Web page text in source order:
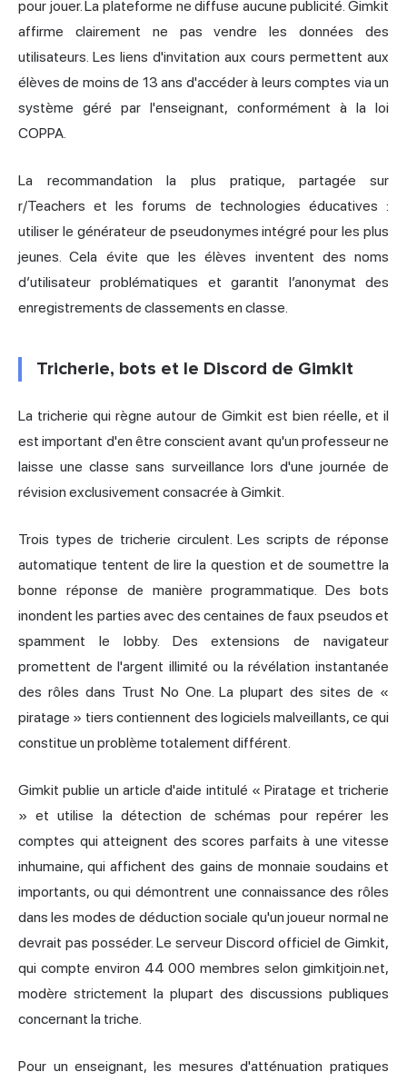
pour jouer. La plateforme ne diffuse aucune publicité. Gimkit
affirme clairement ne pas vendre les données des
utilisateurs. Les liens d'invitation aux cours permettent aux
élèves de moins de 13 ans d'accéder à leurs comptes via un
système géré par l'enseignant, conformément à la loi
COPPA.
La recommandation la plus pratique, partagée sur
r/Teachers et les forums de technologies éducatives :
utiliser le générateur de pseudonymes intégré pour les plus
jeunes. Cela évite que les élèves inventent des noms
d’utilisateur problématiques et garantit l’anonymat des
enregistrements de classements en classe.
Tricherie, bots et le Discord de Gimkit
La tricherie qui règne autour de Gimkit est bien réelle, et il
est important d'en être conscient avant qu'un professeur ne
laisse une classe sans surveillance lors d'une journée de
révision exclusivement consacrée à Gimkit.
Trois types de tricherie circulent. Les scripts de réponse
automatique tentent de lire la question et de soumettre la
bonne réponse de manière programmatique. Des bots
inondent les parties avec des centaines de faux pseudos et
spamment le lobby. Des extensions de navigateur
promettent de l'argent illimité ou la révélation instantanée
des rôles dans Trust No One. La plupart des sites de «
piratage » tiers contiennent des logiciels malveillants, ce qui
constitue un problème totalement différent.
Gimkit publie un article d'aide intitulé « Piratage et tricherie
» et utilise la détection de schémas pour repérer les
comptes qui atteignent des scores parfaits à une vitesse
inhumaine, qui affichent des gains de monnaie soudains et
importants, ou qui démontrent une connaissance des rôles
dans les modes de déduction sociale qu'un joueur normal ne
devrait pas posséder. Le serveur Discord officiel de Gimkit,
qui compte environ 44 000 membres selon gimkitjoin.net,
modère strictement la plupart des discussions publiques
concernant la triche.
Pour un enseignant, les mesures d'atténuation pratiques